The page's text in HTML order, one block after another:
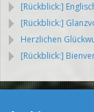
[Rückblick:]
[Rückblick:]
Herzlichen
[Rückblick:]